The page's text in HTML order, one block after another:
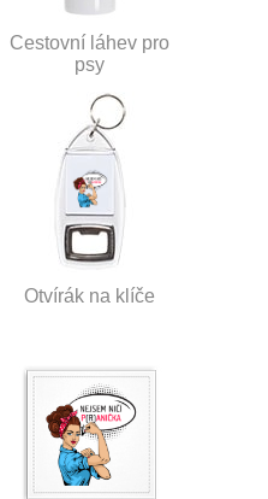
Cestovní láhev pro
psy
Otvírák na klíče